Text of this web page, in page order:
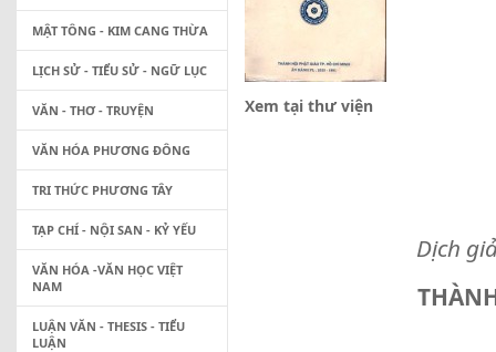
Xem tại thư viện
Dịch
MẬT TÔNG - KIM CANG THỪA
LỊCH SỬ - TIỂU SỬ - NGỮ LỤC
VĂN - THƠ - TRUYỆN
VĂN HÓA PHƯƠNG ĐÔNG
TRI THỨC PHƯƠNG TÂY
TẠP CHÍ - NỘI SAN - KỶ YẾU
VĂN HÓA -VĂN HỌC VIỆT
NAM
LUẬN VĂN - THESIS - TIỂU
LUẬN